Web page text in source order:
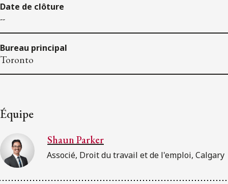
Date de clôture
--
Bureau principal
Toronto
Équipe
Shaun Parker
Associé, Droit du travail et de l'emploi, Calgary